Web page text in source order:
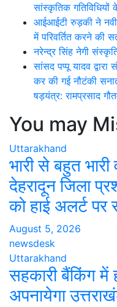
सांस्कृतिक गतिविधियों
आईआईटी रुड़की ने
में परिवर्तित करने की
नरेन्द्र सिंह नेगी
सांसद पप्पू यादव
कर की गई नौटंकी
षड़यंत्र: रामप्रसाद
You may
Uttarakhand
भारी से बहुत भारी
देहरादून जिला
को हाई अलर्ट पर
August 5, 2026
newsdesk
Uttarakhand
सहकारी बैंकिंग में
अपनायेगा